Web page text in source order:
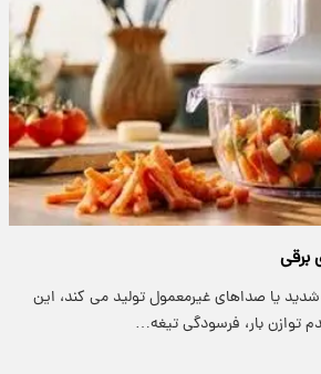
برقی
یا صداهای غیرمعمول تولید می کند، این
توازن بار، فرسودگی تیغه…